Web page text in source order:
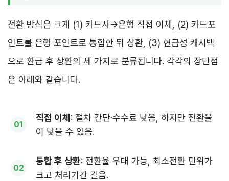
전환 방식은 크게 (1) 카드사→은행 직접 이체, (2) 카드포
인트를 은행 포인트로 통합한 뒤 상환, (3) 현금성 캐시백
으로 환급 후 상환의 세 가지로 분류됩니다. 각각의 장단점
은 아래와 같습니다.
직접 이체: 절차 간단·수수료 낮음, 하지만 전환율
이 낮을 수 있음.
통합 후 상환: 전환율 우대 가능, 최소전환 단위가
크고 처리기간 길음.